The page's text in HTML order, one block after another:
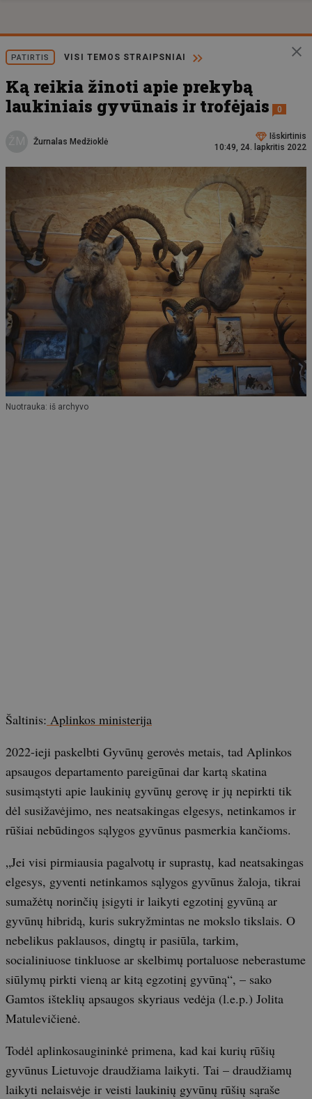
PATIRTIS VISI TEMOS STRAIPSNIAI
Ką reikia žinoti apie prekybą
laukiniais gyvūnais ir trofėjais
0
Žurnalas Medžioklė
Išskirtinis
10:49, 24. lapkritis 2022
Nuotrauka: iš archyvo
Šaltinis: Aplinkos ministerija
2022-ieji paskelbti Gyvūnų gerovės metais, tad Aplinkos
apsaugos departamento pareigūnai dar kartą skatina
susimąstyti apie laukinių gyvūnų gerovę ir jų nepirkti tik
dėl susižavėjimo, nes neatsakingas elgesys, netinkamos ir
rūšiai nebūdingos sąlygos gyvūnus pasmerkia kančioms.
„Jei visi pirmiausia pagalvotų ir suprastų, kad neatsakingas
elgesys, gyventi netinkamos sąlygos gyvūnus žaloja, tikrai
sumažėtų norinčių įsigyti ir laikyti egzotinį gyvūną ar
gyvūnų hibridą, kuris sukryžmintas ne mokslo tikslais. O
nebelikus paklausos, dingtų ir pasiūla, tarkim,
socialiniuose tinkluose ar skelbimų portaluose neberastume
siūlymų pirkti vieną ar kitą egzotinį gyvūną“, – sako
Gamtos išteklių apsaugos skyriaus vedėja (l.e.p.) Jolita
Matulevičienė.
Todėl aplinkosaugininkė primena, kad kai kurių rūšių
gyvūnus Lietuvoje draudžiama laikyti. Tai – draudžiamų
laikyti nelaisvėje ir veisti laukinių gyvūnų rūšių sąraše